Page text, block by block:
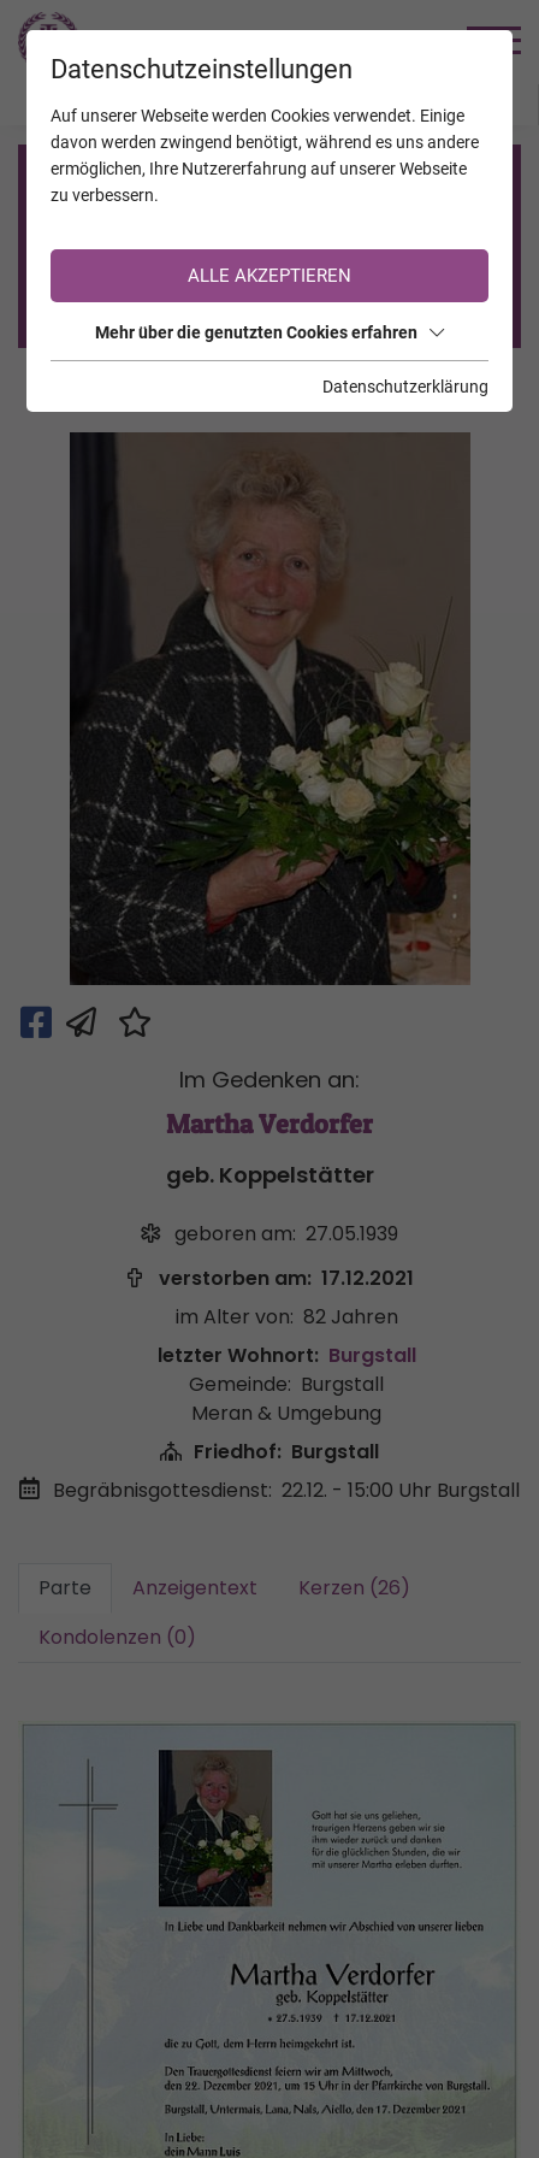
Registrierung auf TrauerHilfe.it
Sie sind noch nicht auf TrauerHilfe.it registriert?
>> zur kostenlosen Registrierung <<
Im Gedenken an:
Martha Verdorfer
geb. Koppelstätter
geboren am: 27.05.1939
verstorben am: 17.12.2021
im Alter von: 82 Jahren
letzter Wohnort: Burgstall
Gemeinde: Burgstall
Meran & Umgebung
Friedhof: Burgstall
Begräbnisgottesdienst: 22.12. - 15:00 Uhr Burgstall
Parte Anzeigentext
Kerzen (26)
Kondolenzen (0)
Datenschutzeinstellungen
Auf unserer Webseite werden Cookies verwendet. Einige
davon werden zwingend benötigt, während es uns andere
ermöglichen, Ihre Nutzererfahrung auf unserer Webseite
zu verbessern.
ALLE AKZEPTIEREN
Mehr über die genutzten Cookies erfahren
Datenschutzerklärung
JAHRESTAGE KALENDER VERSTORBENE